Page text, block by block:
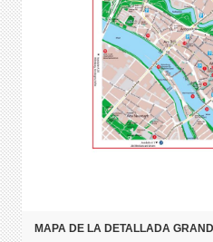
MAPA DE LA DETALLADA